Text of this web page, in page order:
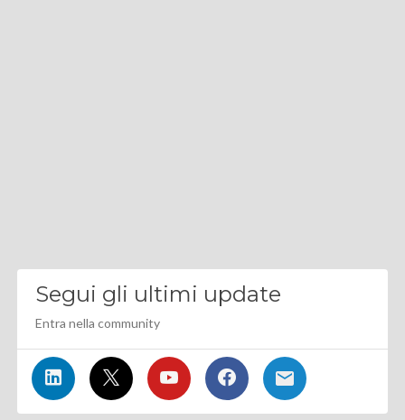
Segui gli ultimi update
Entra nella community